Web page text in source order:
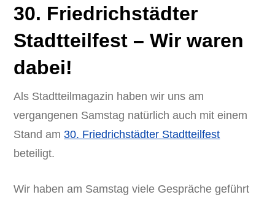
30. Friedrichstädter
Stadtteilfest – Wir waren
dabei!
Als Stadtteilmagazin haben wir uns am
vergangenen Samstag natürlich auch mit einem
Stand am30. Friedrichstädter Stadtteilfest
beteiligt.
Wir haben am Samstag viele Gespräche geführt